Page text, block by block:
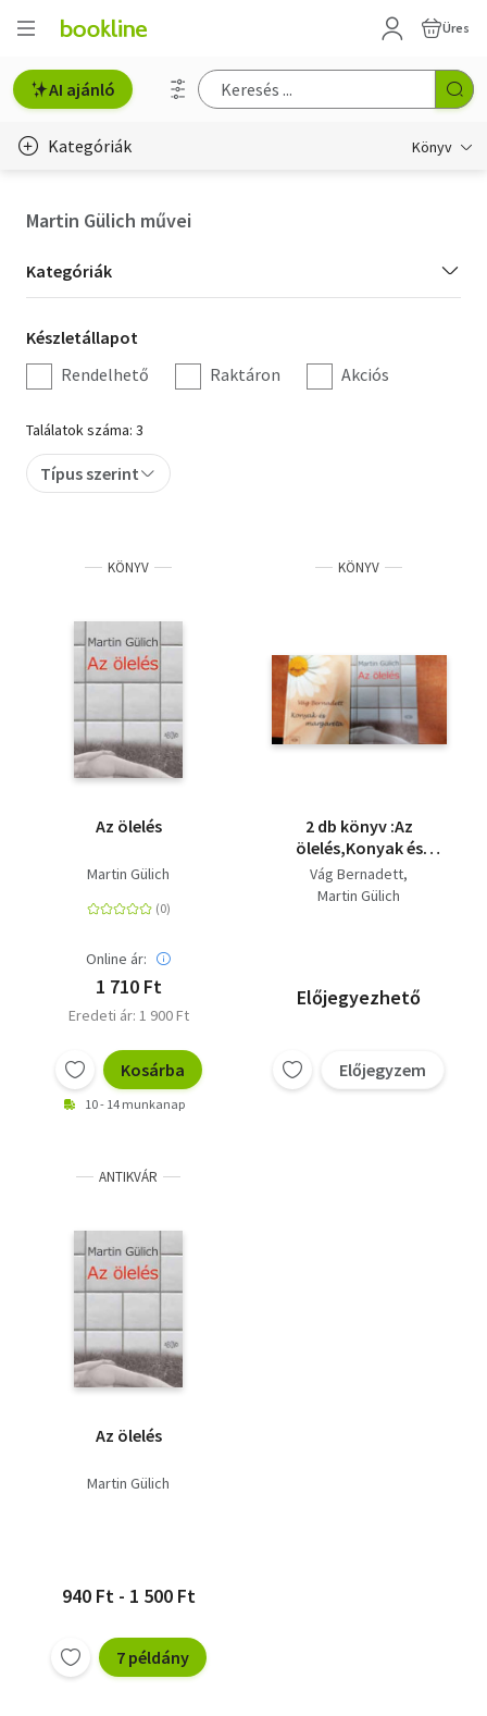
Üres
AI ajánló
Kategóriák Könyv
Hobbi, szabadidő
Irodalom
Művészet
Szakkönyv
Tankönyv, segédkönyv
Társadalomtudomány
Természettudomány
Martin Gülich művei
Kategória
szűrés
Kategóriák
Készletállapot
szűrés
Készletállapot
Rendelhető
Raktáron Akciós
Találatok száma: 3
Típus szerint
KÖNYV
Az ölelés
Martin Gülich
Online ár:
1 710 Ft
Eredeti ár: 1 900 Ft
Kosárba
10 - 14 munkanap
KÖNYV
2 db könyv :Az
ölelés,Konyak és
margaréta
Vág Bernadett
Martin Gülich
Előjegyezhető
Előjegyzem
ANTIKVÁR
Az ölelés
Martin Gülich
940 Ft - 1 500 Ft
7 példány